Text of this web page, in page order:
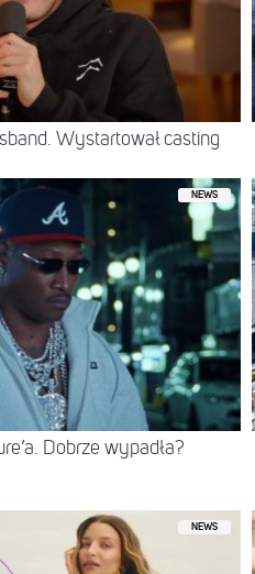
Wystartował casting
NEWS
Dobrze wypadła?
NEWS